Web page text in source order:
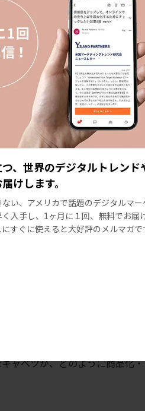
、世界のデジタルトレンド
けします。
い、アメリカで話題のデジタルマー
入手し、1ヶ月に１回、無料でお届
すぐに使えると大好評のメルマガで
ドを象徴しています。
「Gut Health＝ウェルネスの
の年」
の2026年トレンド予測が
と明言しています。[4]
プリカなど映える野菜が主役
サイドディッシュではなくキ
」：前年比 +110%
比 +45%[5]
ャベツが、どのように商品化